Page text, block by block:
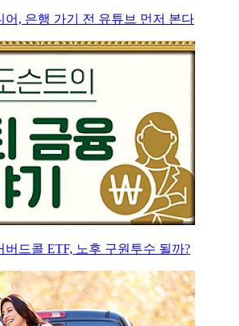
어, 은행 가기 전 유튜브 먼저 본다
버드콜 ETF, 노후 구원투수 될까?